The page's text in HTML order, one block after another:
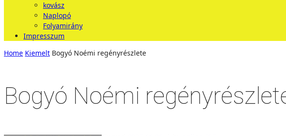
kovász
Naplopó
Folyamirány
Impresszum
Home Kiemelt Bogyó Noémi regényrészlete
Bogyó Noémi